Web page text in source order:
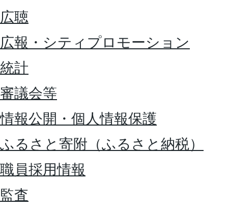
広聴
広報・シティプロモーション
統計
審議会等
情報公開・個人情報保護
ふるさと寄附（ふるさと納税）
職員採用情報
監査